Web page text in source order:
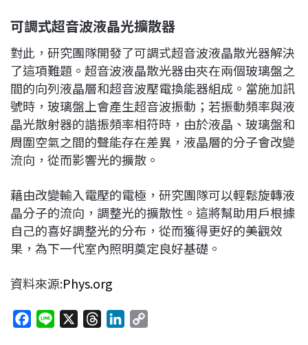
可調式超音波液晶光擴散器
對此，研究團隊開發了可調式超音波液晶散光器解決
了這項難題。超音波液晶散光器由夾在兩個玻璃盤之
間的向列液晶層和超音波壓電換能器組成。當施加訊
號時，玻璃盤上會產生超音波振動；若振動頻率與液
晶光散射器的諧振頻率相符時，由於液晶、玻璃盤和
周圍空氣之間的聲能存在差異，液晶層的分子會改變
流向，從而影響光的擴散。
藉由改變輸入電壓的電極，研究團隊可以輕鬆旋轉液
晶分子的流向，調整光的擴散性。這將幫助用戶根據
自己的喜好調整光的分布，從而獲得更好的美觀效
果，為下一代室內照明奠定良好基礎。
資料來源:Phys.org